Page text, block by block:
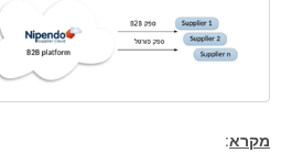
מקרא: